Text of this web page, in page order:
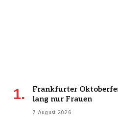
Frankfurter
lang nur Frauen
7 August 2026